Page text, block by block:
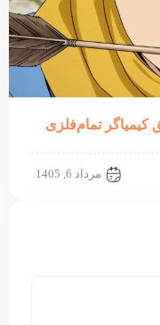
کیمیاگر تمام‌فلزی
مرداد 6, 1405